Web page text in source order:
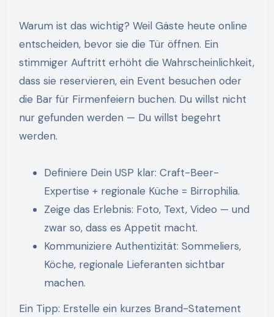
Warum ist das wichtig? Weil Gäste heute online
entscheiden, bevor sie die Tür öffnen. Ein
stimmiger Auftritt erhöht die Wahrscheinlichkeit,
dass sie reservieren, ein Event besuchen oder
die Bar für Firmenfeiern buchen. Du willst nicht
nur gefunden werden — Du willst begehrt
werden.
Definiere Dein USP klar: Craft-Beer-
Expertise + regionale Küche = Birrophilia.
Zeige das Erlebnis: Foto, Text, Video — und
zwar so, dass es Appetit macht.
Kommuniziere Authentizität: Sommeliers,
Köche, regionale Lieferanten sichtbar
machen.
Ein Tipp: Erstelle ein kurzes Brand-Statement